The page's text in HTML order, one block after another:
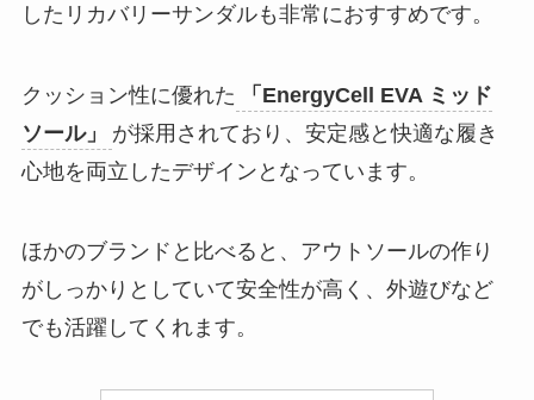
したリカバリーサンダルも非常におすすめです。
クッション性に優れた
「EnergyCell EVA ミッド
ソール」
が採用されており、安定感と快適な履き
心地を両立したデザインとなっています。
ほかのブランドと比べると、アウトソールの作り
がしっかりとしていて安全性が高く、外遊びなど
でも活躍してくれます。